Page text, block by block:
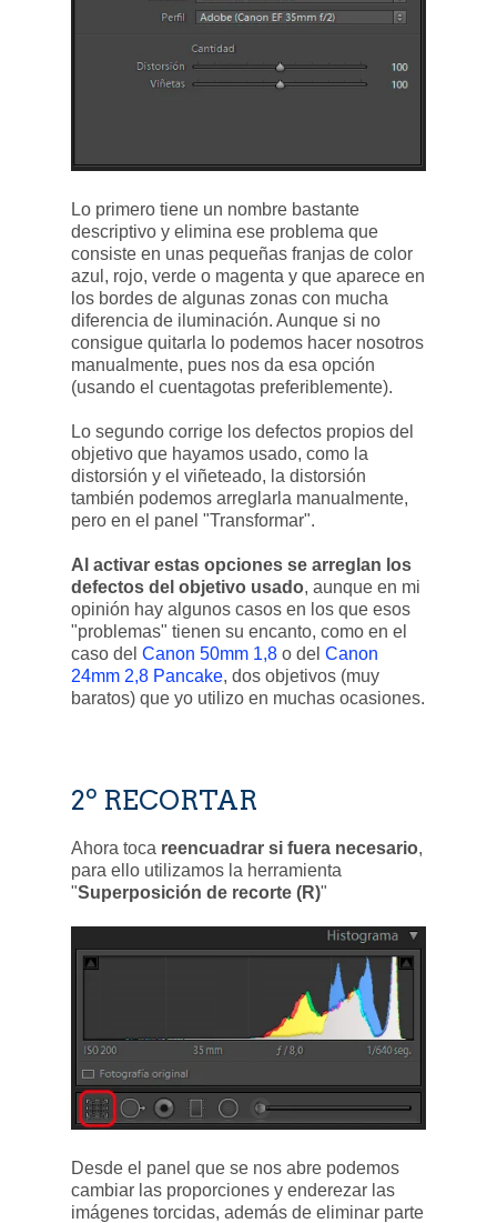
Lo primero tiene un nombre bastante
descriptivo y elimina ese problema que
consiste en unas pequeñas franjas de color
azul, rojo, verde o magenta y que aparece en
los bordes de algunas zonas con mucha
diferencia de iluminación. Aunque si no
consigue quitarla lo podemos hacer nosotros
manualmente, pues nos da esa opción
(usando el cuentagotas preferiblemente).
Lo segundo corrige los defectos propios del
objetivo que hayamos usado, como la
distorsión y el viñeteado, la distorsión
también podemos arreglarla manualmente,
pero en el panel "Transformar".
Al activar estas opciones se arreglan los
defectos del objetivo usado, aunque en mi
opinión hay algunos casos en los que esos
"problemas" tienen su encanto, como en el
caso del Canon 50mm 1,8 o del Canon
24mm 2,8 Pancake, dos objetivos (muy
baratos) que yo utilizo en muchas ocasiones.
2º RECORTAR
Ahora toca reencuadrar si fuera necesario,
para ello utilizamos la herramienta
"Superposición de recorte (R)"
Desde el panel que se nos abre podemos
cambiar las proporciones y enderezar las
imágenes torcidas, además de eliminar parte